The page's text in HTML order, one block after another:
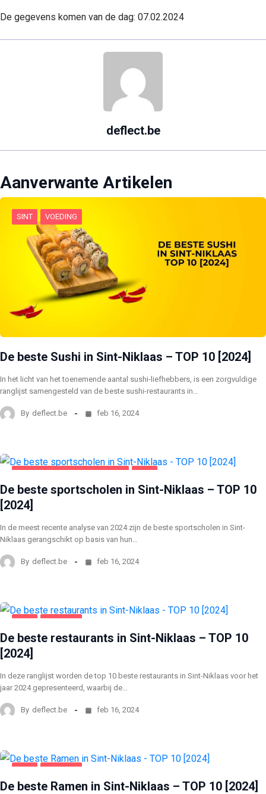
De gegevens komen van de dag: 07.02.2024
deflect.be
Aanverwante Artikelen
SINT VOEDING
De beste Sushi in Sint-Niklaas – TOP 10 [2024]
In het licht van het toenemende aantal sushi-liefhebbers, is een zorgvuldige
ranglijst samengesteld van de beste sushi-restaurants in…
By deflect.be feb 16, 2024
GEZONDHEID EN SCHOONHEID SINT
De beste sportscholen in Sint-Niklaas – TOP 10
[2024]
In de meest recente analyse van 2024 zijn de beste sportscholen in Sint-
Niklaas gerangschikt op basis van hun…
By deflect.be feb 16, 2024
SINT VOEDING
De beste restaurants in Sint-Niklaas – TOP 10
[2024]
In deze ranglijst worden de top 10 beste restaurants in Sint-Niklaas voor het
jaar 2024 gepresenteerd, waarbij de…
By deflect.be feb 16, 2024
SINT VOEDING
De beste Ramen in Sint-Niklaas – TOP 10 [2024]